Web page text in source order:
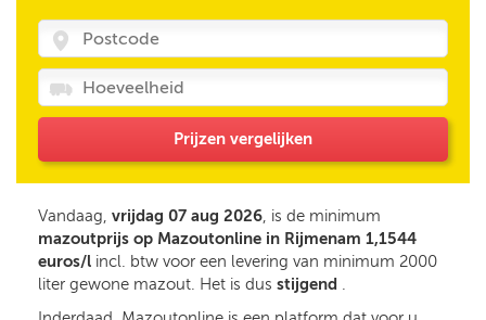
Prijzen vergelijken
Vandaag, vrijdag 07 aug 2026, is de minimum
mazoutprijs op Mazoutonline in Rijmenam 1,1544
euros/l incl. btw voor een levering van minimum 2000
liter gewone mazout. Het is dus stijgend .